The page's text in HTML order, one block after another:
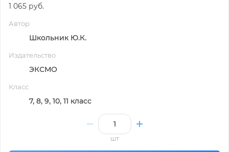
1 065 руб.
Автор
Школьник Ю.К.
Издательство
ЭКСМО
Класс
7, 8, 9, 10, 11 класс
шт